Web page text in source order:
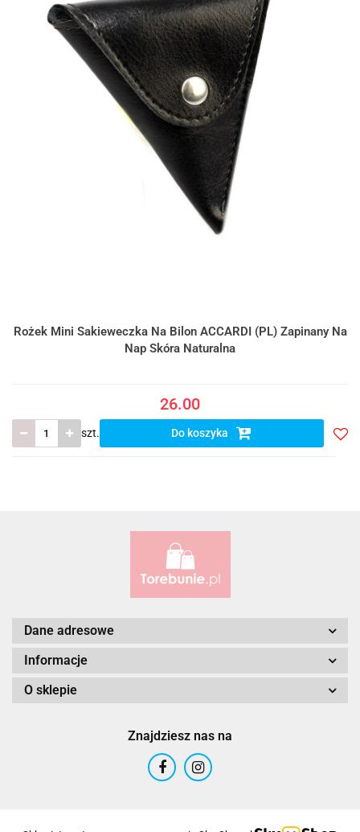
Rożek Mini Sakieweczka Na Bilon ACCARDI (PL) Zapinany Na
Nap Skóra Naturalna
26.00
szt. Do koszyka
Dane adresowe
Informacje
O sklepie
Znajdziesz nas na